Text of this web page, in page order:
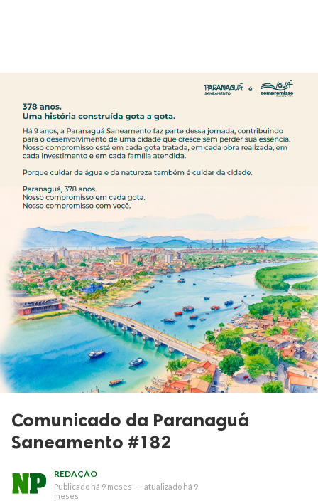
Comunicado da Paranaguá
Saneamento #182
REDAÇÃO
Publicado há 9 meses — atualizado há 9
meses